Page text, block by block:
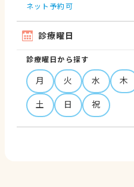
ネット予約可
診療曜日
診療曜日から探す
月 火 水 木
土
日 祝